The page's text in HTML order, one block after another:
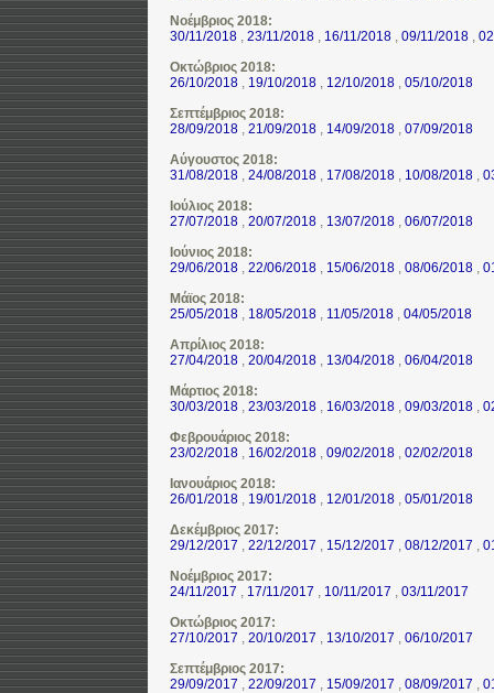
Νοέμβριος 2018:
30/11/2018 , 23/11/2018 , 16/11/2018 , 09/11/2018 ,
Οκτώβριος 2018:
26/10/2018 , 19/10/2018 , 12/10/2018 , 05/10/2018
Σεπτέμβριος 2018:
28/09/2018 , 21/09/2018 , 14/09/2018 , 07/09/2018
Αύγουστος 2018:
31/08/2018 , 24/08/2018 , 17/08/2018 , 10/08/2018 ,
Ιούλιος 2018:
27/07/2018 , 20/07/2018 , 13/07/2018 , 06/07/2018
Ιούνιος 2018:
29/06/2018 , 22/06/2018 , 15/06/2018 , 08/06/2018 ,
Μάϊος 2018:
25/05/2018 , 18/05/2018 , 11/05/2018 , 04/05/2018
Απρίλιος 2018:
27/04/2018 , 20/04/2018 , 13/04/2018 , 06/04/2018
Μάρτιος 2018:
30/03/2018 , 23/03/2018 , 16/03/2018 , 09/03/2018 ,
Φεβρουάριος 2018:
23/02/2018 , 16/02/2018 , 09/02/2018 , 02/02/2018
Ιανουάριος 2018:
26/01/2018 , 19/01/2018 , 12/01/2018 , 05/01/2018
Δεκέμβριος 2017:
29/12/2017 , 22/12/2017 , 15/12/2017 , 08/12/2017 ,
Νοέμβριος 2017:
24/11/2017 , 17/11/2017 , 10/11/2017 , 03/11/2017
Οκτώβριος 2017:
27/10/2017 , 20/10/2017 , 13/10/2017 , 06/10/2017
Σεπτέμβριος 2017:
29/09/2017 , 22/09/2017 , 15/09/2017 , 08/09/2017 ,